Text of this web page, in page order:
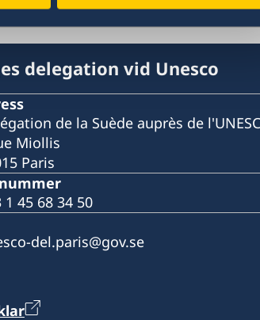
delegation vid Unesco
de la Suède auprès de
Miollis
Paris
1 45 68 34 50
del.paris@gov.se